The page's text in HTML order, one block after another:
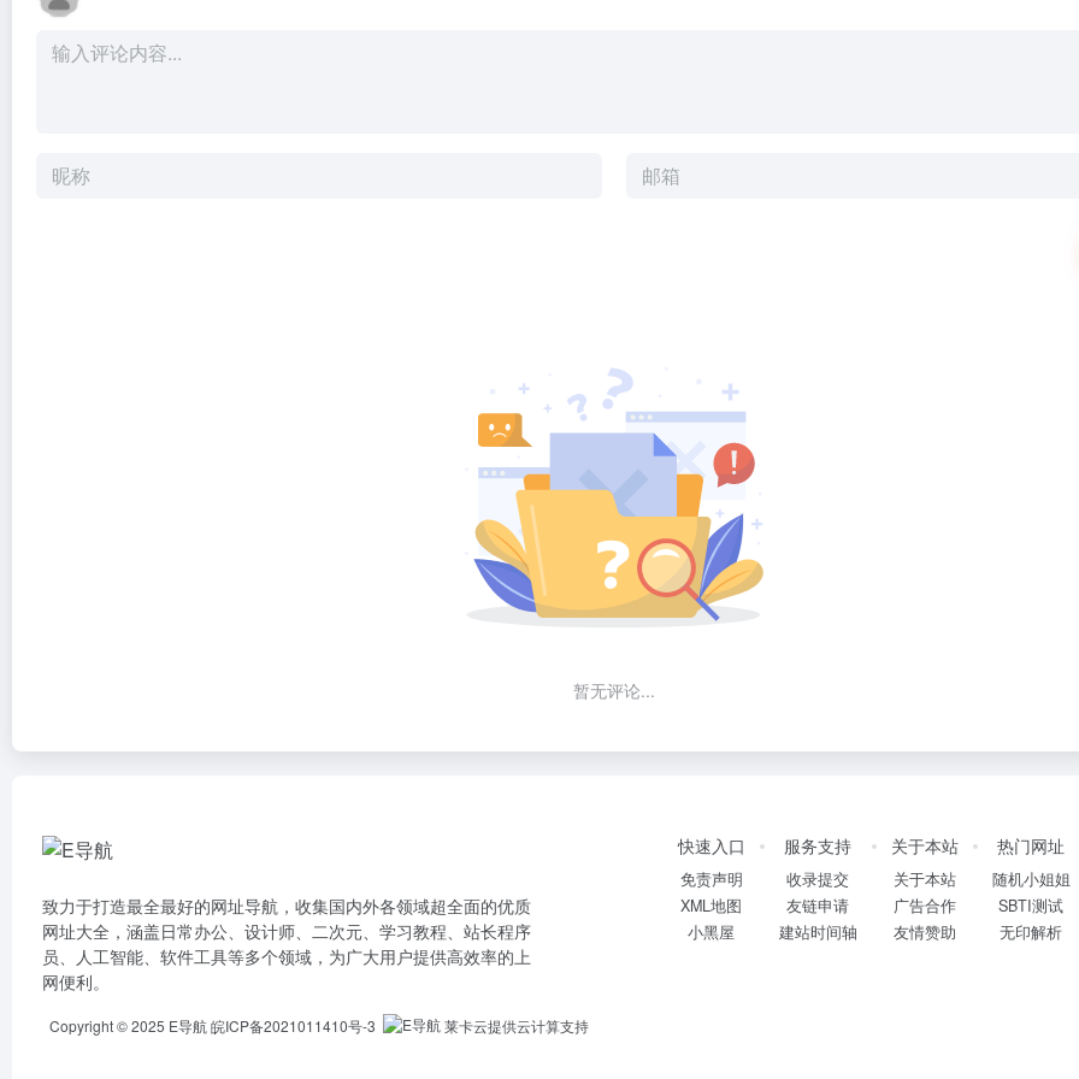
暂无评论...
致力于打造最全最好的网址导航，收集国内外各领域超全面的优质
网址大全，涵盖日常办公、设计师、二次元、学习教程、站长程序
员、人工智能、软件工具等多个领域，为广大用户提供高效率的上
网便利。
快速入口
免责声明
XML地图
小黑屋
服务支持
收录提交
友链申请
建站时间轴
关于本站
关于本站
广告合作
友情赞助
热门网址
随机小姐姐
SBTI测试
无印解析
Copyright © 2025 E导航皖ICP备2021011410号-3 莱卡云提供云计算支持